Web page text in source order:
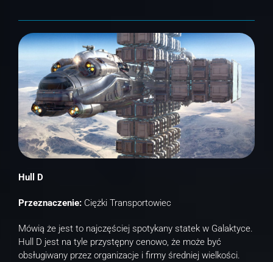
Hull D
Przeznaczenie: Ciężki Transportowiec
Mówią że jest to najczęściej spotykany statek w Galaktyce.
Hull D jest na tyle przystępny cenowo, że może być
obsługiwany przez organizacje i firmy średniej wielkości.